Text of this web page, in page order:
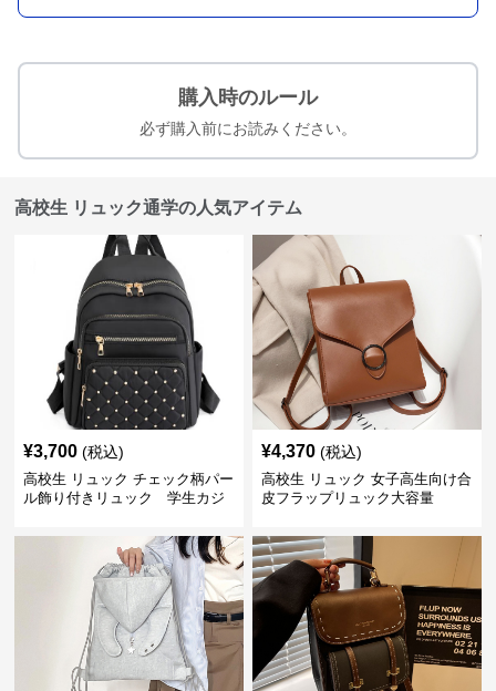
購入時のルール
必ず購入前にお読みください。
高校生 リュック通学の人気アイテム
¥3,700 (税込)
高校生 リュック チェック柄パー
ル飾り付きリュック 学生カジ
¥4,370 (税込)
高校生 リュック 女子高生向け合
皮フラップリュック大容量